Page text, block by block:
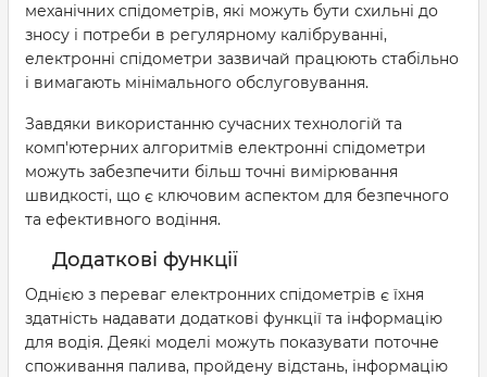
механічних спідометрів, які можуть бути схильні до
зносу і потреби в регулярному калібруванні,
електронні спідометри зазвичай працюють стабільно
і вимагають мінімального обслуговування.
Завдяки використанню сучасних технологій та
комп'ютерних алгоритмів електронні спідометри
можуть забезпечити більш точні вимірювання
швидкості, що є ключовим аспектом для безпечного
та ефективного водіння.
Додаткові функції
Однією з переваг електронних спідометрів є їхня
здатність надавати додаткові функції та інформацію
для водія. Деякі моделі можуть показувати поточне
споживання палива, пройдену відстань, інформацію